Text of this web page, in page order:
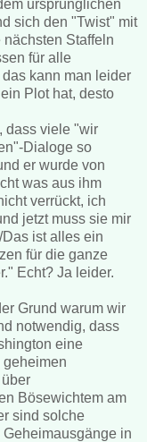
ursprünglichen
sich den "Twist" mit
Staffeln
für alle
kann man leider
Plot hat, desto
dass viele "wir
Dialoge so
er wurde von
was aus ihm
verrückt, ich
jetzt muss sie mir
ist alles ein
für die ganze
Echt? Ja leider.
Grund warum wir
notwendig, dass
eine
geheimen
Bösewichtem am
sind solche
in